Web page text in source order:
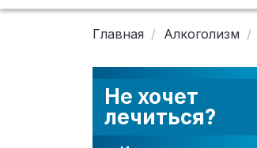
Главная Алкоголизм
Не хочет
лечиться?